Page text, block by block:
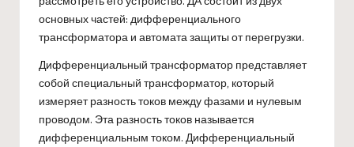
основных частей: дифференциального
трансформатора и автомата защиты от перегрузки.
Дифференциальный трансформатор представляет
собой специальный трансформатор, который
измеряет разность токов между фазами и нулевым
проводом. Эта разность токов называется
дифференциальным током. Дифференциальный